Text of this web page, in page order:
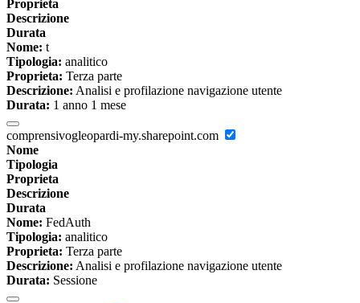
Proprieta
Descrizione
Durata
Nome: t
Tipologia: analitico
Proprieta: Terza parte
Descrizione: Analisi e profilazione navigazione utente
Durata: 1 anno 1 mese
comprensivogleopardi-my.sharepoint.com
Nome
Tipologia
Proprieta
Descrizione
Durata
Nome: FedAuth
Tipologia: analitico
Proprieta: Terza parte
Descrizione: Analisi e profilazione navigazione utente
Durata: Sessione